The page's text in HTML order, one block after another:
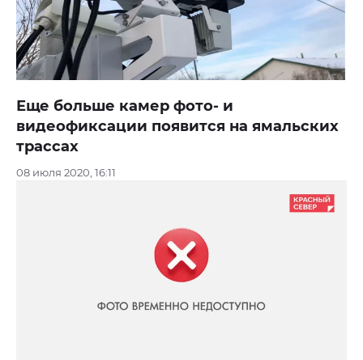
Еще больше камер фото- и
видеофиксации появится на ямальских
трассах
08 июля 2020, 16:11